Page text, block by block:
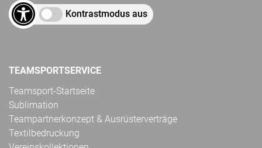
Kontrastmodus aus
TEAMSPORTSERVICE
Teamsport-Startseite
Sublimation
Teampartnerkonzept & Ausrüsterverträge
Textilbedruckung